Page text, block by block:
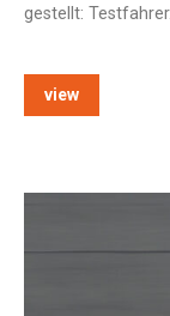
gestellt:
view